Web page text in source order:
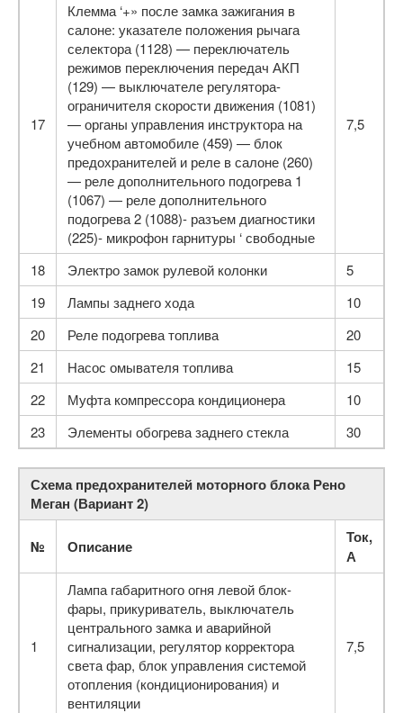
17
Клемма ‘+» после замка зажигания в
салоне: указателе положения рычага
селектора (1128) — переключатель
режимов переключения передач АКП
(129) — выключателе регулятора-
ограничителя скорости движения (1081)
— органы управления инструктора на
учебном автомобиле (459) — блок
предохранителей и реле в салоне (260)
— реле дополнительного подогрева 1
(1067) — реле дополнительного
подогрева 2 (1088)- разъем диагностики
(225)- микрофон гарнитуры ‘ свободные
7,5
18 Электро замок рулевой колонки
5
19
Лампы заднего хода
10
20
Реле подогрева топлива
20
21
Насос омывателя топлива
15
22
Муфта компрессора кондиционера
10
23
Элементы обогрева заднего стекла 30
Схема предохранителей моторного блока Рено
Меган (Вариант 2)
№ Описание
Ток,
А
1
Лампа габаритного огня левой блок-
фары, прикури­ватель, выключатель
центрального замка и аварий­ной
сигнализации, регулятор корректора
света фар, блок управления системой
отопления (кондиционирования) и
вентиляции
7,5